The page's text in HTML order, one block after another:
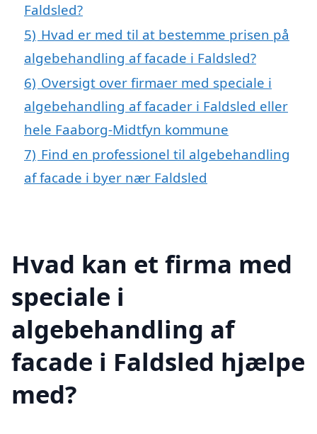
Faldsled?
5) Hvad er med til at bestemme prisen på
algebehandling af facade i Faldsled?
6) Oversigt over firmaer med speciale i
algebehandling af facader i Faldsled eller
hele Faaborg-Midtfyn kommune
7) Find en professionel til algebehandling
af facade i byer nær Faldsled
Hvad kan et firma med
speciale i
algebehandling af
facade i Faldsled hjælpe
med?